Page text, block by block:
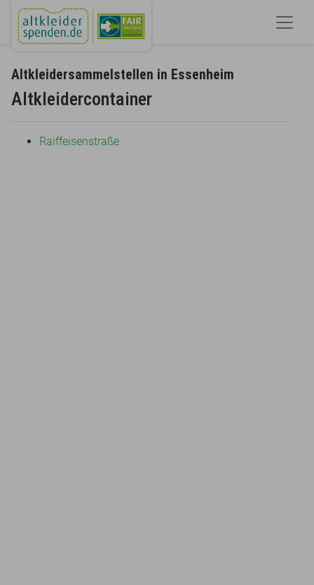
Altkleidersammelstellen in Essenheim
Altkleidercontainer
Raiffeisenstraße